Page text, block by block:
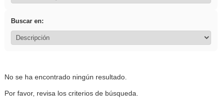
Buscar en:
No se ha encontrado ningún resultado.
Por favor, revisa los criterios de búsqueda.